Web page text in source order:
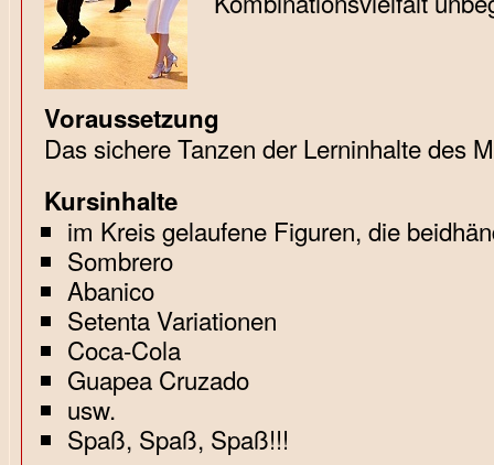
Voraussetzung
Das sichere Tanzen der Lerninhalte des
Kursinhalte
im Kreis gelaufene Figuren, die
Sombrero
Abanico
Setenta Variationen
Coca-Cola
Guapea Cruzado
usw.
Spaß, Spaß, Spaß!!!